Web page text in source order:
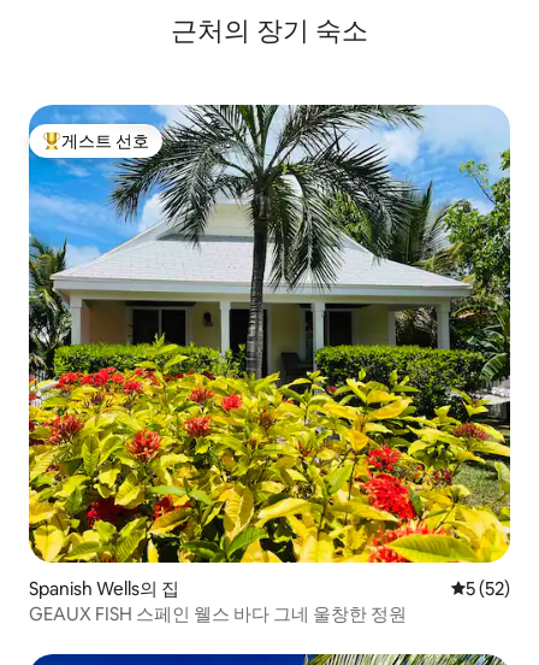
근처의 장기 숙소
상위 게스트 선호
게스트 선호
Spanish Wells의 집 평점 5점
5 (52)
GEAUX FISH 스페인 웰스 바다 그네 울창한 정원